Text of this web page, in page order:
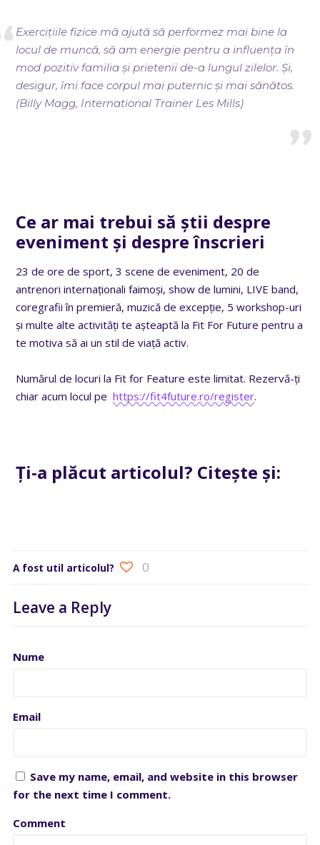
Exercițiile fizice mă ajută să performez mai bine la
locul de muncă, să am energie pentru a influența în
mod pozitiv familia și prietenii de-a lungul zilelor. Și,
desigur, îmi face corpul mai puternic și mai sănătos.
(Billy Magg, International Trainer Les Mills)
Ce ar mai trebui să știi despre
eveniment și despre înscrieri
23 de ore de sport, 3 scene de eveniment, 20 de
antrenori internaționali faimoși, show de lumini, LIVE band,
coregrafii în premieră, muzică de excepție, 5 workshop-uri
și multe alte activități te așteaptă la Fit For Future pentru a
te motiva să ai un stil de viață activ.
Numărul de locuri la Fit for Feature este limitat. Rezervă-ți
chiar acum locul pehttps://fit4future.ro/register.
Ți-a plăcut articolul? Citește și:
A fost util articolul? 0
Leave a Reply
Nume
Email
Save my name, email, and website in this browser
for the next time I comment.
Comment